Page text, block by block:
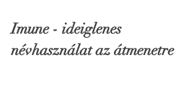
Imune - ideiglenes
névhasználat az átmenetre